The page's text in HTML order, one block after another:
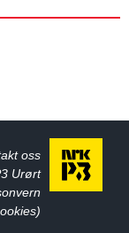
oss
Urørt